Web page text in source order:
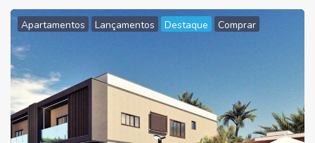
Apartamentos Lançamentos Destaque Comprar